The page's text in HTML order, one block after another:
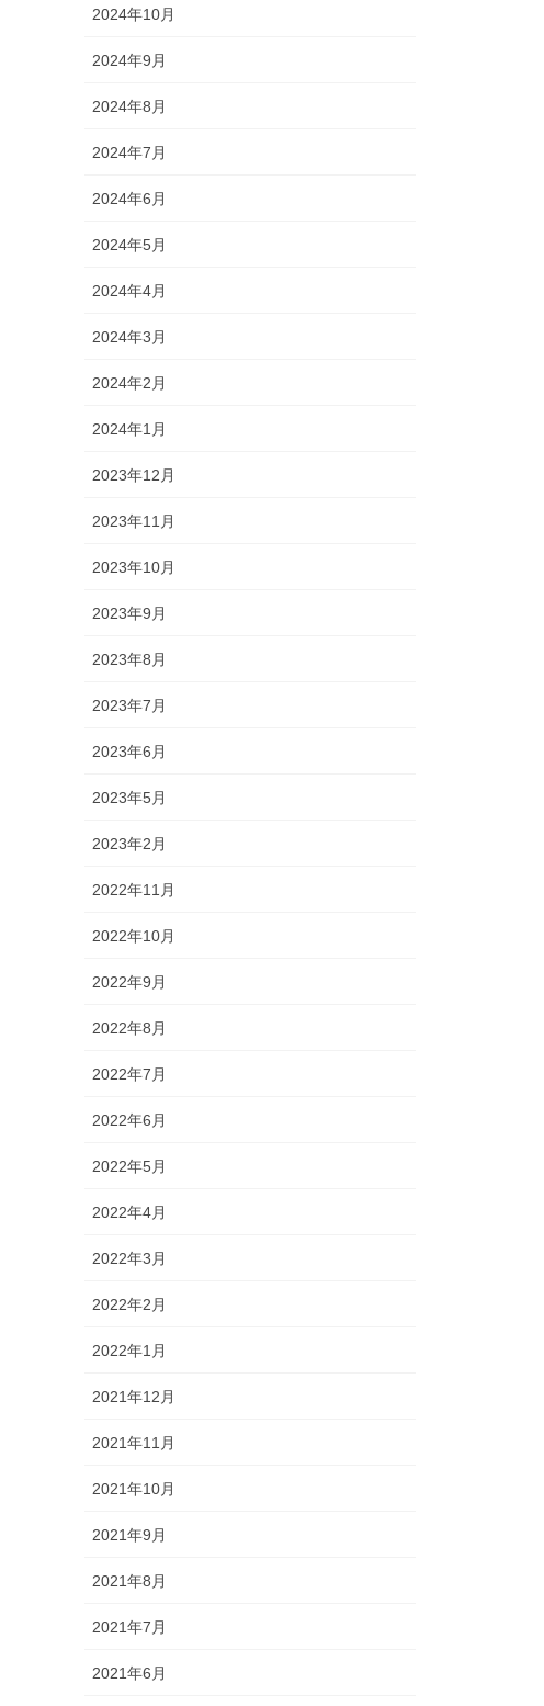
2024年10月
2024年9月
2024年8月
2024年7月
2024年6月
2024年5月
2024年4月
2024年3月
2024年2月
2024年1月
2023年12月
2023年11月
2023年10月
2023年9月
2023年8月
2023年7月
2023年6月
2023年5月
2023年2月
2022年11月
2022年10月
2022年9月
2022年8月
2022年7月
2022年6月
2022年5月
2022年4月
2022年3月
2022年2月
2022年1月
2021年12月
2021年11月
2021年10月
2021年9月
2021年8月
2021年7月
2021年6月